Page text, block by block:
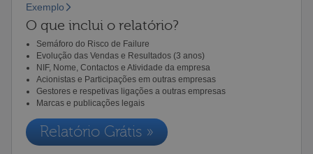
Exemplo
O que inclui o relatório?
Semáforo do Risco de Failure
Evolução das Vendas e Resultados (3 anos)
NIF, Nome, Contactos e Atividade da empresa
Acionistas e Participações em outras empresas
Gestores e respetivas ligações a outras empresas
Marcas e publicações legais
Relatório Grátis »